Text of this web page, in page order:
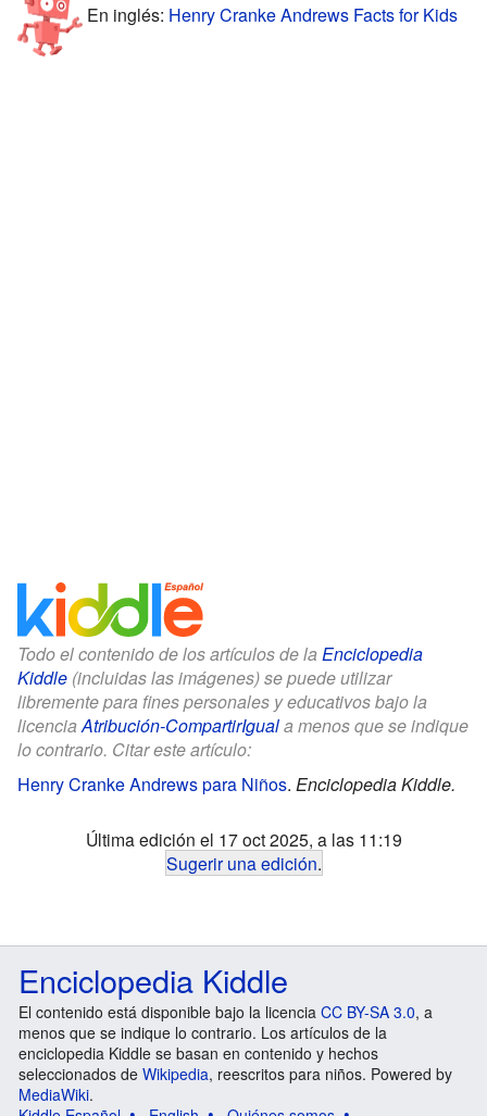
En inglés: Henry Cranke Andrews Facts for Kids
Todo el contenido de los artículos de la Enciclopedia
Kiddle (incluidas las imágenes) se puede utilizar
libremente para fines personales y educativos bajo la
licenciaAtribución-CompartirIguala menos que se indique
lo contrario. Citar este artículo:
Henry Cranke Andrews para Niños. Enciclopedia Kiddle.
Última edición el 17 oct 2025, a las 11:19
Sugerir una edición.
Enciclopedia Kiddle
El contenido está disponible bajo la licencia CC BY-SA 3.0, a
menos que se indique lo contrario. Los artículos de la
enciclopedia Kiddle se basan en contenido y hechos
seleccionados de Wikipedia, reescritos para niños. Powered by
MediaWiki.